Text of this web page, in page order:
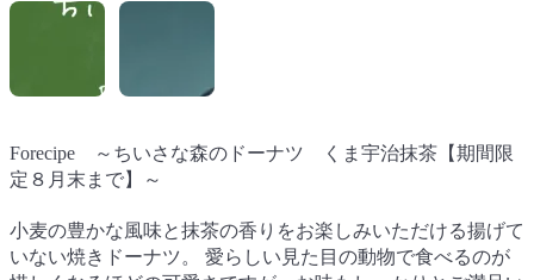
Forecipe ～ちいさな森のドーナツ くま宇治抹茶【期間限
定８月末まで】～
小麦の豊かな風味と抹茶の香りをお楽しみいただける揚げて
いない焼きドーナツ。 愛らしい見た目の動物で食べるのが
Forecipe ～ちいさな森のドーナツ くま宇治抹茶【期間限
定８月末まで】～
小麦の豊かな風味と抹茶の香りをお楽しみいただける揚げて
いない焼きドーナツ。 愛らしい見た目の動物で食べるのが